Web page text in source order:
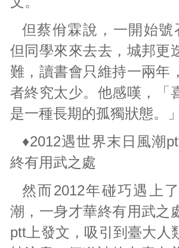
但蔡佾霖說，一開始號
但同學來來去去，城邦更
難，讀書會只維持一兩年
者終究太少。他感嘆，「
是一種長期的孤獨狀態。
♦2012遇世界末日風潮
終有用武之處
然而2012年碰巧遇上
潮，一身才華終有用武之
ptt上發文，吸引到臺大人